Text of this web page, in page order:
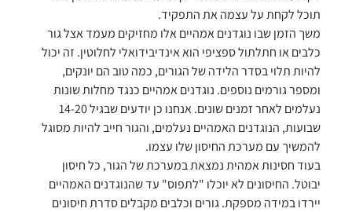
תוכל לקחת על עצמה את התפקיד.
משך הזמן שבו נוגדנים אמהיים אלו מחזיקים מעמד אצל גור
כלבים או חתלתול ספציפי הוא אינדיבידואלי לחלוטין. זה יכול
להיות תלוי בסדר הלידה של הגורים, כמה טוב הם יונקים,
ומספר גורמים נוספים. נוגדנים אמהיים כנגד מחלות שונות
נעלמים לאחר זמנים שונים. אנחנו כן
שבועות, הנוגדנים האמהיים נעלמים, והגור חייב להיות מסוגל
להמשיך עם מערכת החיסון שלו עצמו.
בעוד חסינות אמהית נמצאת במערכת של הגור, כל חיסון
יבוטל. החיסונים לא יוכלו "לתפוס" עד שהנוגדנים האמהיים
יירדו במידה מספקת. גורים וכלבים מקבלים סדרת חיסונים